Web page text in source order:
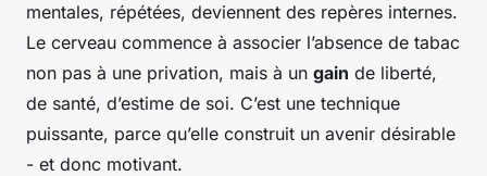
mentales, répétées, deviennent des repères internes.
Le cerveau commence à associer l’absence de tabac
non pas à une privation, mais à un gain de liberté,
de santé, d’estime de soi. C’est une technique
puissante, parce qu’elle construit un avenir désirable
- et donc motivant.